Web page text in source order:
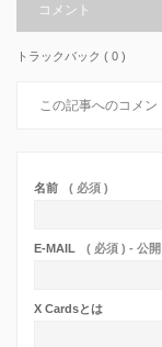
コメント
トラックバック ( 0 )
この記事へのコメン
名前 ( 必須 )
E-MAIL ( 必須 ) - 公
X Cardsとは